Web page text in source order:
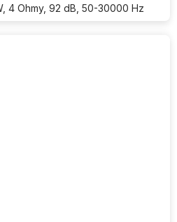
4 Ohmy, 92 dB, 50-30000 Hz